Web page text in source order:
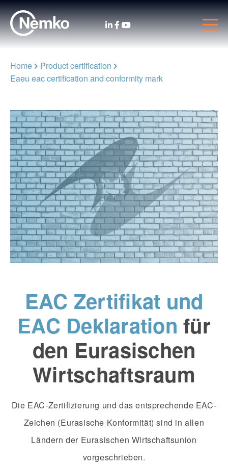
Home
Product certification
Eaeu eac certification and conformity mark
EAC Zertifikat und
EAC Deklarationfür
den Eurasischen
Wirtschaftsraum
Die EAC-Zertifizierung und das entsprechende EAC-
Zeichen (Eurasische Konformität) sind in allen
Ländern der Eurasischen Wirtschaftsunion
vorgeschrieben.